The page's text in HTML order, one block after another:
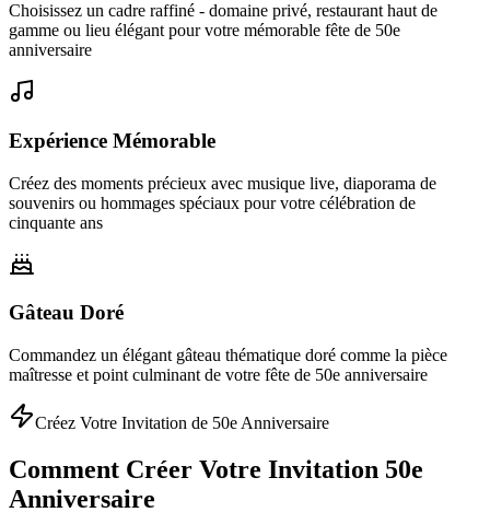
Choisissez un cadre raffiné - domaine privé, restaurant haut de
gamme ou lieu élégant pour votre mémorable fête de 50e
anniversaire
Expérience Mémorable
Créez des moments précieux avec musique live, diaporama de
souvenirs ou hommages spéciaux pour votre célébration de
cinquante ans
Gâteau Doré
Commandez un élégant gâteau thématique doré comme la pièce
maîtresse et point culminant de votre fête de 50e anniversaire
Créez Votre Invitation de 50e Anniversaire
Comment Créer Votre Invitation 50e
Anniversaire